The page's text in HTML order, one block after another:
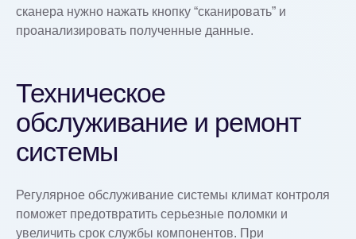
сканера нужно нажать кнопку “сканировать” и
проанализировать полученные данные.
Техническое
обслуживание и ремонт
системы
Регулярное обслуживание системы климат контроля
поможет предотвратить серьезные поломки и
увеличить срок службы компонентов. При